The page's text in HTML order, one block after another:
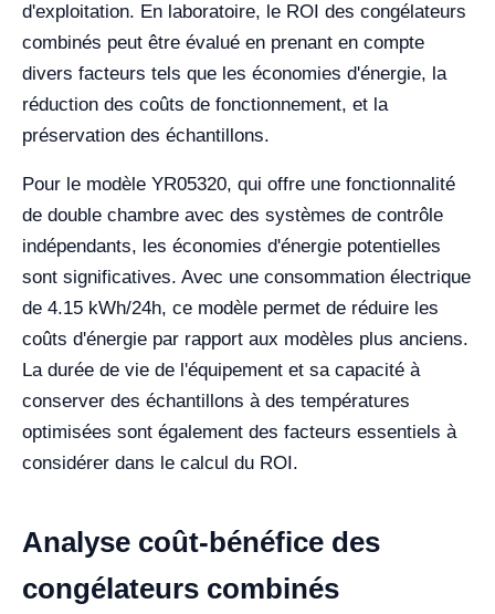
d'exploitation. En laboratoire, le ROI des congélateurs
combinés peut être évalué en prenant en compte
divers facteurs tels que les économies d'énergie, la
réduction des coûts de fonctionnement, et la
préservation des échantillons.
Pour le modèle YR05320, qui offre une fonctionnalité
de double chambre avec des systèmes de contrôle
indépendants, les économies d'énergie potentielles
sont significatives. Avec une consommation électrique
de 4.15 kWh/24h, ce modèle permet de réduire les
coûts d'énergie par rapport aux modèles plus anciens.
La durée de vie de l'équipement et sa capacité à
conserver des échantillons à des températures
optimisées sont également des facteurs essentiels à
considérer dans le calcul du ROI.
Analyse coût-bénéfice des
congélateurs combinés